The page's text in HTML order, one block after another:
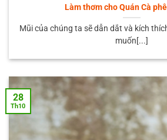
Làm thơm cho Quán Cà
Mũi của chúng ta sẽ dẫn dắt và kích
muốn[...]
28
Th10